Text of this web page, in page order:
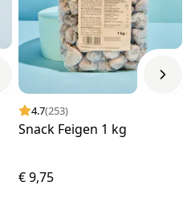
4.7(253)
Snack Feigen 1 kg
€ 9,75